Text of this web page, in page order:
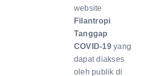
website
Filantropi
Tanggap
COVID-19yang
dapat diakses
oleh publik di